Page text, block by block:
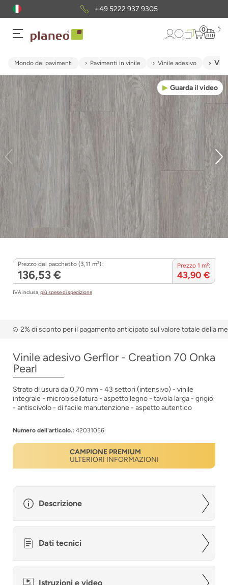
+49 5222 937 9305
0
Mondo dei pavimenti Pavimenti in vinile Vinile adesivo
Guarda il video
Prezzo del pacchetto (3,11 m²):
136,53 €
Prezzo 1 m²:
43,90 €
IVA inclusa,più spese di spedizione
2% di sconto per il pagamento anticipato sul valore totale della
Vinile adesivo Gerflor - Creation 70 Onka
Pearl
Strato di usura da 0,70 mm - 43 settori (intensivo) - vinile
integrale - microbisellatura - aspetto legno - tavola larga - grigio
- antiscivolo - di facile manutenzione - aspetto autentico
Numero dell'articolo.: 42031056
CAMPIONE PREMIUM
ULTERIORI INFORMAZIONI
Descrizione
Dati tecnici
Istruzioni e video